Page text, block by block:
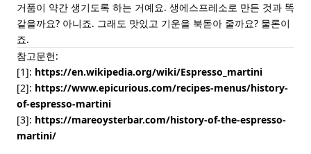
거품이 약간 생기도록 하는 거예요. 생에스프레소로 만든 것과 똑
같을까요? 아니죠. 그래도 맛있고 기운을 북돋아 줄까요? 물론이
죠.
참고문헌:
[1]: https://en.wikipedia.org/wiki/Espresso_martini
[2]: https://www.epicurious.com/recipes-menus/history-
of-espresso-martini
[3]: https://mareoysterbar.com/history-of-the-espresso-
martini/